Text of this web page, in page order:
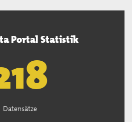
Portal Statistik
Datensätze